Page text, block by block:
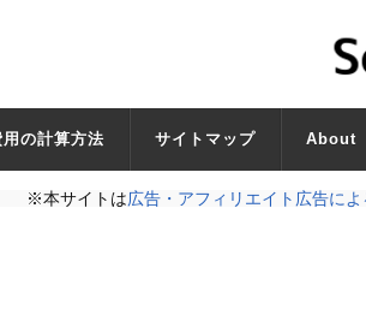
の計算方法 サイトマップ About
※本サイトは広告・アフィリエイト広告に